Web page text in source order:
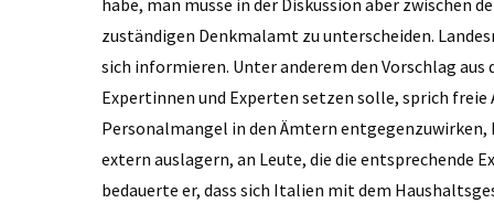
habe, man müsse in der Diskussion aber zwischen
zuständigen Denkmalamt zu unterscheiden.
sich informieren. Unter anderem den Vorschlag
Expertinnen und Experten setzen solle, sprich
Personalmangel in den Ämtern
extern auslagern, an Leute, die die entsprechende
bedauerte er, dass sich Italien mit dem